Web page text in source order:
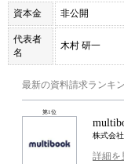
資本金 非公開
代表者
名
木村 研一
最新の資料請求ランキ
第1位
株式会
詳細を